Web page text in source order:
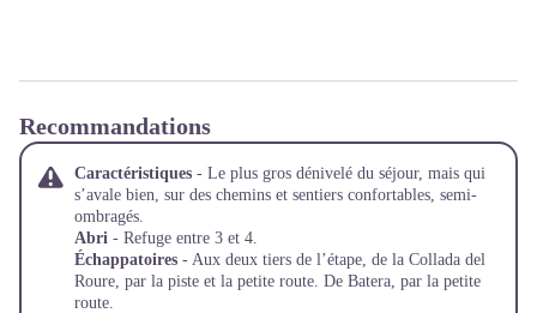
Recommandations
Caractéristiques - Le plus gros dénivelé du séjour, mais qui
s’avale bien, sur des chemins et sentiers confortables, semi-
ombragés.
Abri - Refuge entre 3 et 4.
Échappatoires - Aux deux tiers de l’étape, de la Collada del
Roure, par la piste et la petite route. De Batera, par la petite
route.